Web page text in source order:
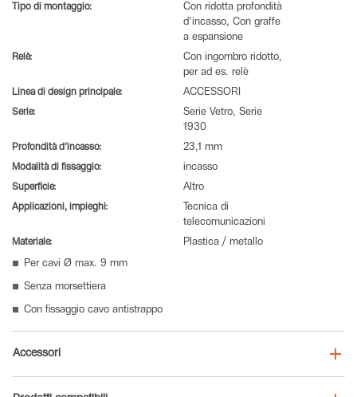
Tipo di montaggio:
Con ridotta profondità
d’incasso, Con graffe
a espansione
Relè:
Con ingombro ridotto,
per ad es. relè
Linea di design principale: ACCESSORI
Serie:
Serie Vetro, Serie
1930
Profondità d’incasso: 23,1 mm
Modalità di fissaggio: incasso
Superficie: Altro
Applicazioni, impieghi:
Tecnica di
telecomunicazioni
Materiale: Plastica / metallo
Per cavi Ø max. 9 mm
Senza morsettiera
Con fissaggio cavo antistrappo
Accessori